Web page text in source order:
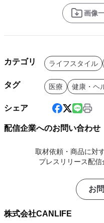
画像
カテゴリ ライフスタイル
タグ 医療 健康・ヘ
シェア
配信企業へのお問い合わせ
取材依頼・商品に対
プレスリリース配信
お
株式会社CANLIFE